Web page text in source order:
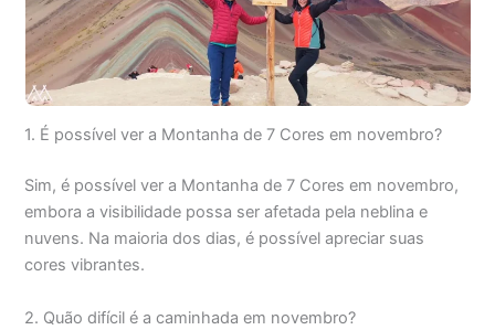
1. É possível ver a Montanha de 7 Cores em novembro?
Sim, é possível ver a Montanha de 7 Cores em novembro,
embora a visibilidade possa ser afetada pela neblina e
nuvens. Na maioria dos dias, é possível apreciar suas
cores vibrantes.
2. Quão difícil é a caminhada em novembro?